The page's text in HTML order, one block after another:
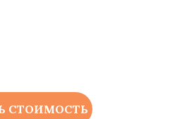
СТОИМОСТЬ